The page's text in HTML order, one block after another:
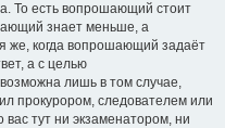
То есть вопрошающий стоит
знает меньше, а
же, когда вопрошающий задаёт
а с целью
лишь в том случае,
прокурором, следователем или
тут ни экзаменатором, ни